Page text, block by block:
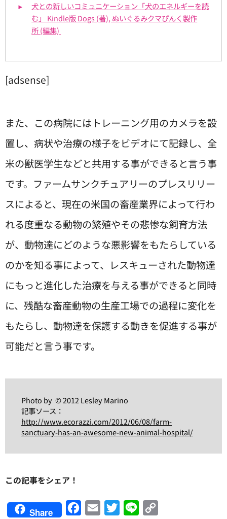
犬との新しいコミュニケーション「犬のエネルギーを読
む」 Kindle版 Dogs (著), ぬいぐるみクマぴんく製作
所 (編集)
[adsense]
また、この病院にはトレーニング用のカメラを設
置し、病状や治療の様子をビデオにて記録し、全
米の獣医学生などと共用する事ができると言う事
です。ファームサンクチュアリーのプレスリリー
スによると、現在の米国の畜産業界によって行わ
れる度重なる動物の繁殖やその悲惨な飼育方法
が、動物達にどのような悪影響をもたらしている
のかを知る事によって、レスキューされた動物達
にもっと進化した治療を与える事ができると同時
に、残酷な畜産動物の生産工場での過程に変化を
もたらし、動物達を保護する動きを促進する事が
可能だと言う事です。
Photo by © 2012 Lesley Marino
記事ソース：
http://www.ecorazzi.com/2012/06/08/farm-
sanctuary-has-an-awesome-new-animal-hospital/
この記事をシェア！
Share Facebook
Email TwitterLine